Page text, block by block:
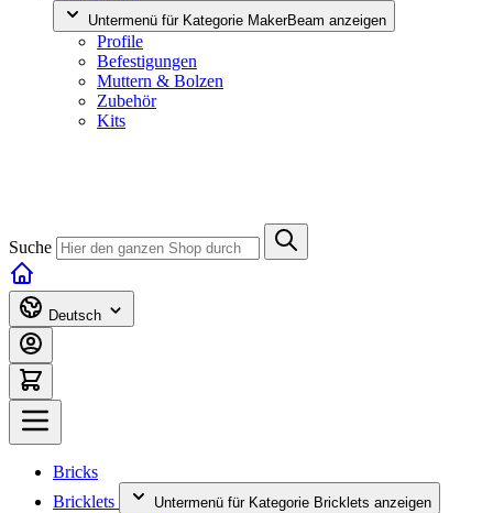
Untermenü für Kategorie MakerBeam anzeigen
Profile
Befestigungen
Muttern & Bolzen
Zubehör
Kits
Suche
Deutsch
Bricks
Bricklets
Untermenü für Kategorie Bricklets anzeigen